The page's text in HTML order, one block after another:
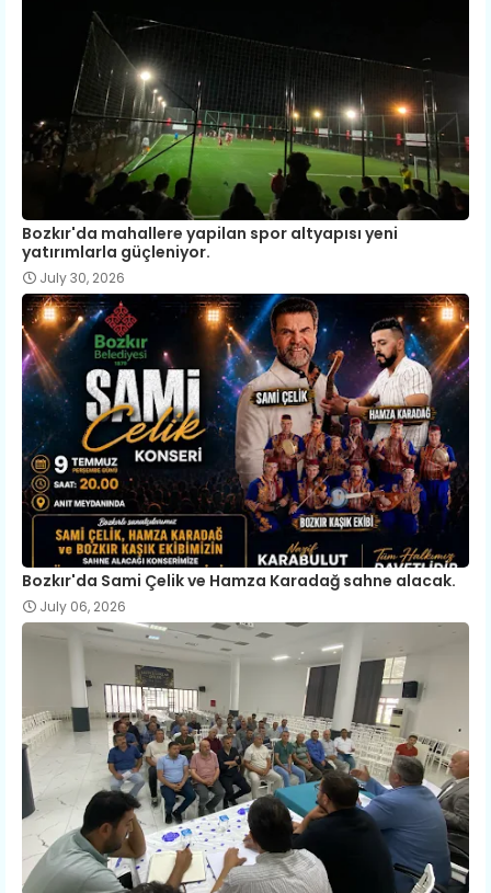
Bozkır'da mahallere yapilan spor altyapısı yeni
yatırımlarla güçleniyor.
July 30, 2026
Bozkır'da Sami Çelik ve Hamza Karadağ sahne alacak.
July 06, 2026